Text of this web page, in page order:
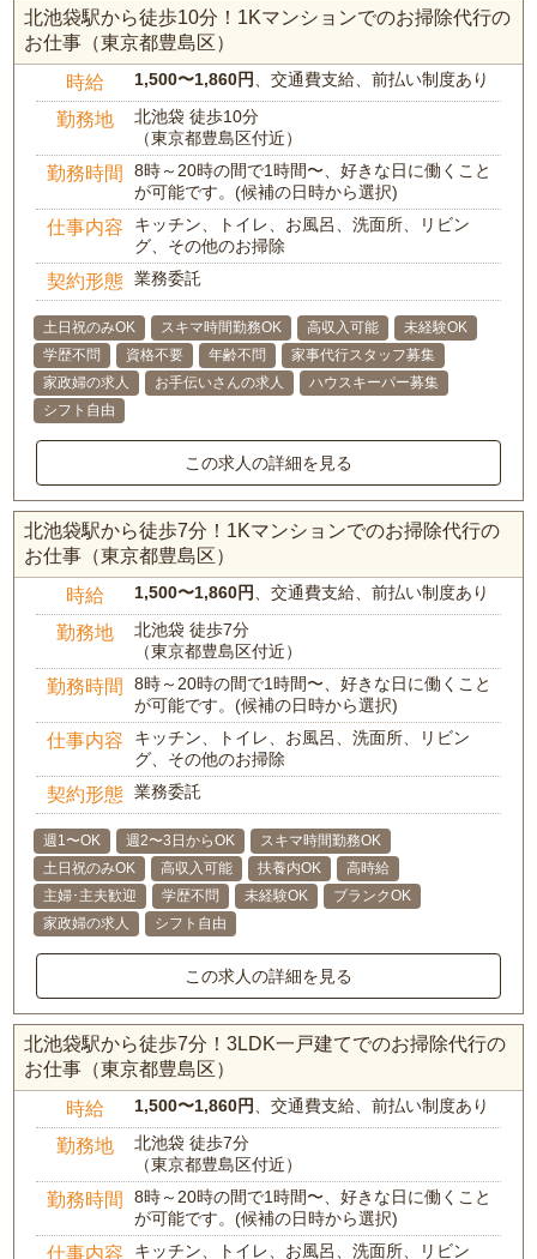
北池袋駅から徒歩10分！1Kマンションでのお掃除代行の
お仕事（東京都豊島区）
時給 1,500〜1,860円 、交通費支給、前払い制度あり
勤務地
北池袋 徒歩10分
（東京都豊島区付近）
勤務時間
8時～20時の間で1時間〜、好きな日に働くこと
が可能です。(候補の日時から選択)
仕事内容
キッチン、トイレ、お風呂、洗面所、リビン
グ、その他のお掃除
契約形態 業務委託
土日祝のみOK スキマ時間勤務OK 高収入可能
未経験OK
学歴不問
資格不要 年齢不問
家事代行スタッフ募集
家政婦の求人
お手伝いさんの求人
ハウスキーパー募集
シフト自由
この求人の詳細を見る
北池袋駅から徒歩7分！1Kマンションでのお掃除代行の
お仕事（東京都豊島区）
時給 1,500〜1,860円 、交通費支給、前払い制度あり
勤務地
北池袋 徒歩7分
（東京都豊島区付近）
勤務時間
8時～20時の間で1時間〜、好きな日に働くこと
が可能です。(候補の日時から選択)
仕事内容
キッチン、トイレ、お風呂、洗面所、リビン
グ、その他のお掃除
契約形態 業務委託
週1〜OK 週2〜3日からOK
スキマ時間勤務OK
土日祝のみOK
高収入可能 扶養内OK
高時給
主婦･主夫歓迎
学歴不問 未経験OK
ブランクOK
家政婦の求人
シフト自由
この求人の詳細を見る
北池袋駅から徒歩7分！3LDK一戸建てでのお掃除代行の
お仕事（東京都豊島区）
時給 1,500〜1,860円 、交通費支給、前払い制度あり
勤務地
北池袋 徒歩7分
（東京都豊島区付近）
勤務時間
8時～20時の間で1時間〜、好きな日に働くこと
が可能です。(候補の日時から選択)
仕事内容 キッチン、トイレ、お風呂、洗面所、リビン